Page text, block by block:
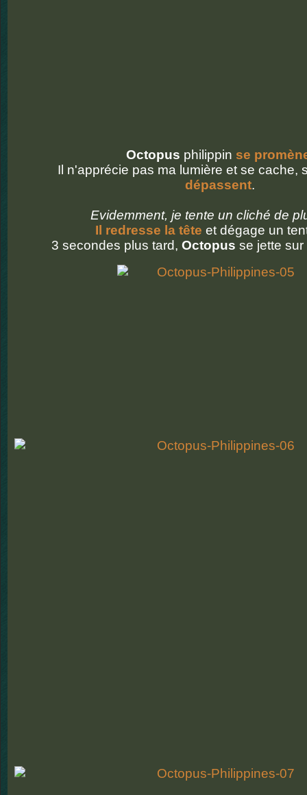
Octopus philippin se
Il n'apprécie pas ma lumière et se cache,
dépassent.
Evidemment, je tente un cliché de
Il redresse la tête et dégage un
3 secondes plus tard, Octopus se jette